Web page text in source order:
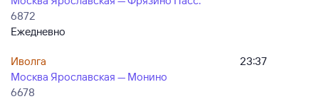
6872
Ежедневно
Иволга
Москва Ярославская — Монино
6678
23:37